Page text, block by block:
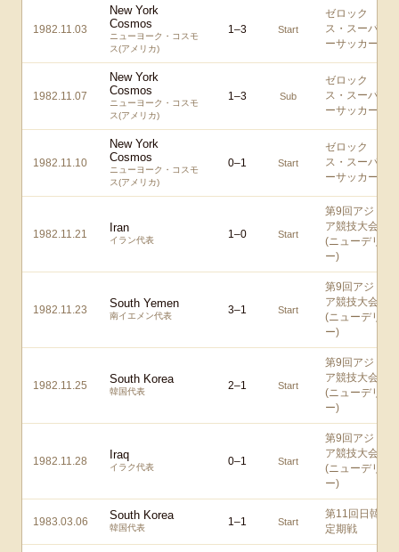
1982.11.03
New York
Cosmos
ニューヨーク・コスモ
ス(アメリカ)
1–3 Start
ゼロック
ス・スーパ
ーサッカー
1982.11.07
New York
Cosmos
ニューヨーク・コスモ
ス(アメリカ)
1–3 Sub
ゼロック
ス・スーパ
ーサッカー
1982.11.10
New York
Cosmos
ニューヨーク・コスモ
ス(アメリカ)
0–1 Start
ゼロック
ス・スーパ
ーサッカー
1982.11.21 Iran
イラン代表 1–0 Start
第9回アジ
ア競技大会
(ニューデリ
ー)
1982.11.23 South Yemen
南イエメン代表 3–1 Start
第9回アジ
ア競技大会
(ニューデリ
ー)
1982.11.25 South Korea
韓国代表 2–1 Start
第9回アジ
ア競技大会
(ニューデリ
ー)
1982.11.28 Iraq
イラク代表 0–1 Start
第9回アジ
ア競技大会
(ニューデリ
ー)
1983.03.06 South Korea
韓国代表 1–1 Start
第11回日韓
定期戦